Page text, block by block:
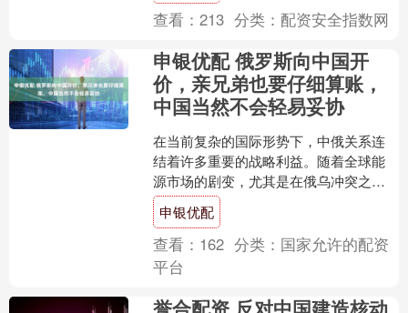
查看：213 分类： 配资安全指数网
申银优配 俄罗斯向中国开
价，亲兄弟也要仔细算账，
中国当然不会轻易妥协
在当前复杂的国际形势下，中俄关系连
结着许多重要的战略利益。随着全球能
源市场的剧变，尤其是在俄乌冲突之
后，俄罗斯急需转向东方以弥补丧失的
欧洲市场，这为中俄天然气管....
申银优配
查看： 162 分类： 国家允许的配资
平台